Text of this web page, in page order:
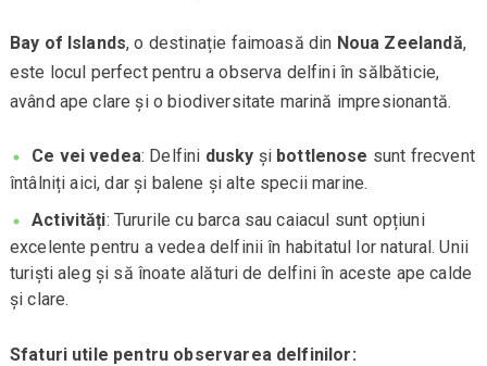
Bay of Islands, o destinație faimoasă din Noua Zeelandă,
este locul perfect pentru a observa delfini în sălbăticie,
având ape clare și o biodiversitate marină impresionantă.
Ce vei vedea: Delfini dusky și bottlenose sunt frecvent
întâlniți aici, dar și balene și alte specii marine.
Activități: Tururile cu barca sau caiacul sunt opțiuni
excelente pentru a vedea delfinii în habitatul lor natural. Unii
turiști aleg și să înoate alături de delfini în aceste ape calde
și clare.
Sfaturi utile pentru observarea delfinilor: